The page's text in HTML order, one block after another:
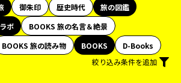
御朱印 歴史時代
旅の図鑑
ボ
BOOKS 旅の名言＆絶景
BOOKS 旅の読み物 BOOKS
D-Books
絞り込み条件を追加